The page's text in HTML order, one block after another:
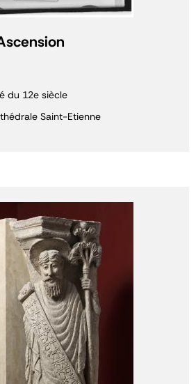
du 12e siècle
Saint-Etienne